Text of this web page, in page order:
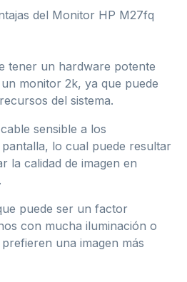
del Monitor HP M27fq
tener un hardware potente
monitor 2k, ya que puede
del sistema.
sensible a los
lo cual puede resultar
la calidad de imagen en
puede ser un factor
con mucha iluminación o
una imagen más